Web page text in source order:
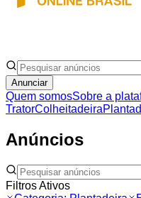
Anunciar
Quem somosSobre a
TratorColheitadeira
Anúncios
Filtros Ativos